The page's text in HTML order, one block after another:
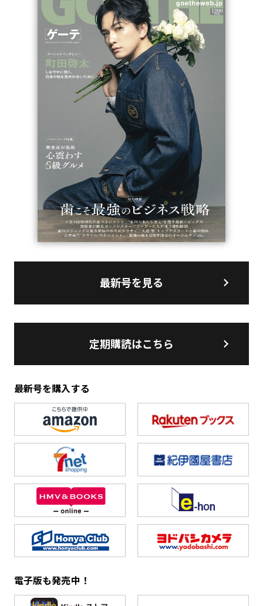
最新号を見る
定期購読はこちら
最新号を購入する
電子版も発売中！